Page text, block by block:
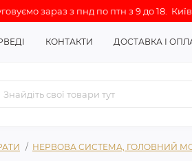
зараз з пнд по птн з 9 до 18.
КОНТАКТИ ДОСТАВКА І
НЕРВОВА СИСТЕМА, ГОЛОВНИЙ